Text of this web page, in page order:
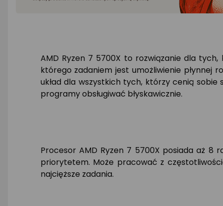
AMD Ryzen 7 5700X to rozwiązanie dla
którego zadaniem jest umożliwienie płynnej
układ dla wszystkich tych, którzy cenią
programy obsługiwać błyskawicznie.
Procesor AMD Ryzen 7 5700X posiada aż 8
priorytetem. Może pracować z
najcięższe zadania.